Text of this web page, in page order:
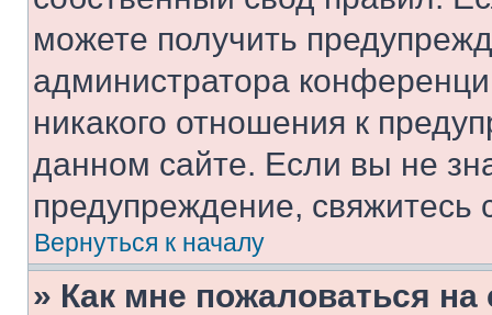
можете получить
администратора
никакого отношения к
данном сайте. Если вы не
предупреждение,
Вернуться к началу
» Как мне пожаловаться